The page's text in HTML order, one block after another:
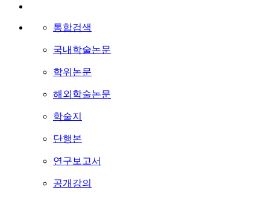
통합검색
국내학술논문
학위논문
해외학술논문
학술지
단행본
연구보고서
공개강의